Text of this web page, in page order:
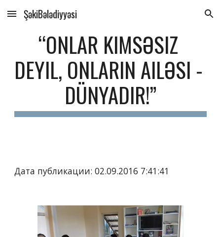
Skip to main content Skip to navigation
ŞəkiBələdiyyəsi
“ONLAR KIMSƏSIZ
DEYIL, ONLARIN AILƏSI -
DÜNYADIR!”
Дата публикации: 02.09.2016 7:41:41